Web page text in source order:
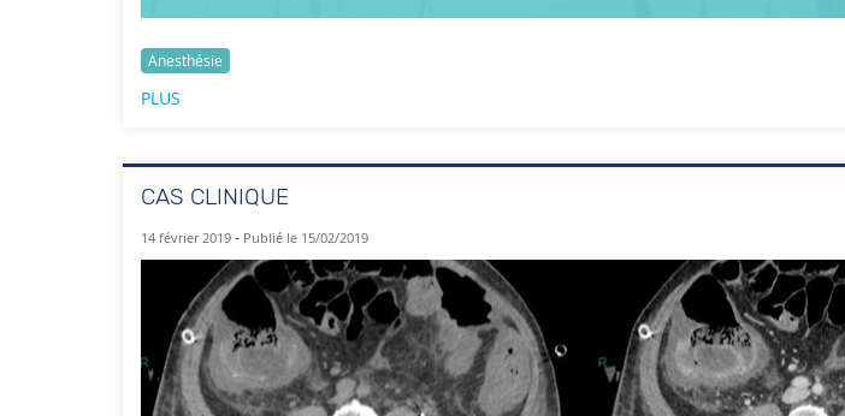
Anesthésie
PLUS
CAS CLINIQUE
14 février 2019 - Publié le 15/02/2019